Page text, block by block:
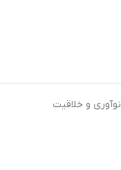
نوآوری و خلاقیت